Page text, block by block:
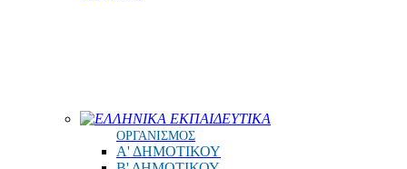
ΕΛΛΗΝΙΚΑ ΕΚΠΑΙΔΕΥΤΙΚΑ
ΟΡΓΑΝΙΣΜΟΣ
Α' ΔΗΜΟΤΙΚΟΥ